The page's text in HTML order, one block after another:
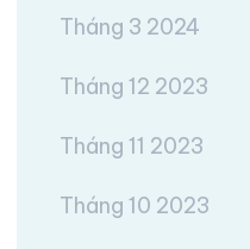
Tháng 3 2024
Tháng 12 2023
Tháng 11 2023
Tháng 10 2023